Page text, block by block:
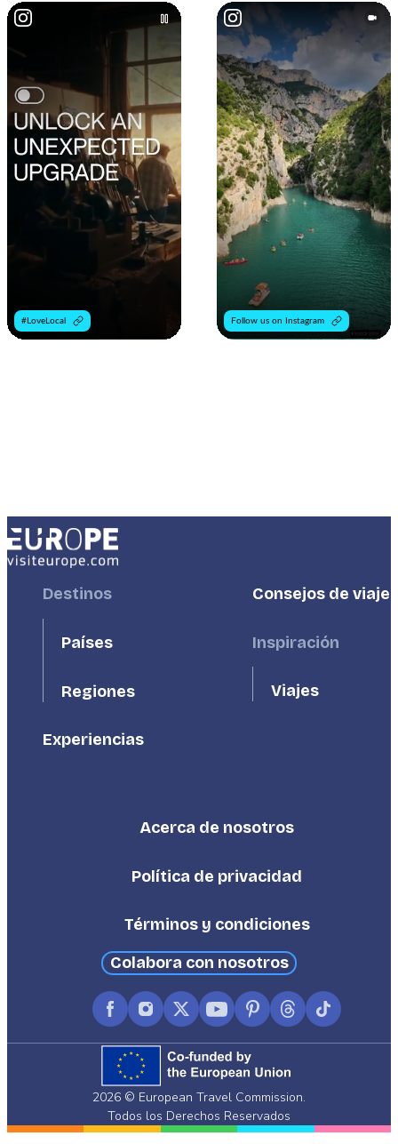
#LoveLocal Follow us on Instagram
FooterDestinos
Países
Regiones
Experiencias
FooterConsejos de viaje
Inspiración
Viajes
Footer
Acerca de nosotros
Política de privacidad
Términos y condiciones
Colabora con nosotros
FacebookInstagram
X
(formerly
Twitter)
YouTubePinterest
ThreadsTikTok
2026 © European Travel Commission.
Todos los Derechos Reservados